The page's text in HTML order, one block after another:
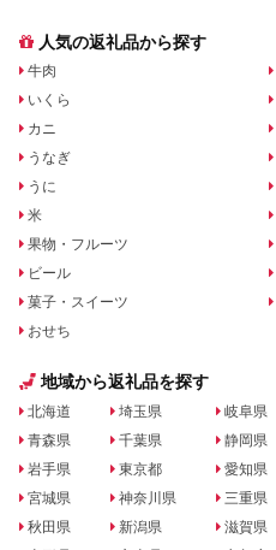
人気の返礼品から探す
牛肉
いくら
カニ
うなぎ
うに
米
果物・フルーツ
ビール
菓子・スイーツ
おせち
地域から返礼品を探す
北海道
青森県
岩手県
宮城県
秋田県
埼玉県
千葉県
東京都
神奈川県
新潟県
岐阜県
静岡県
愛知県
三重県
滋賀県